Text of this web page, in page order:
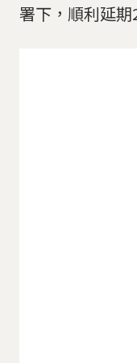
署下，順利延期